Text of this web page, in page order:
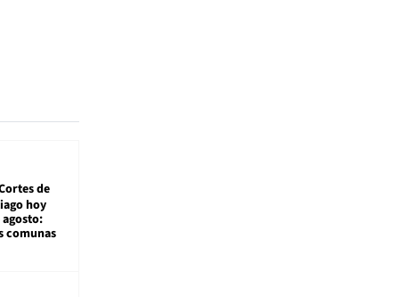
de
hoy
agosto:
comunas